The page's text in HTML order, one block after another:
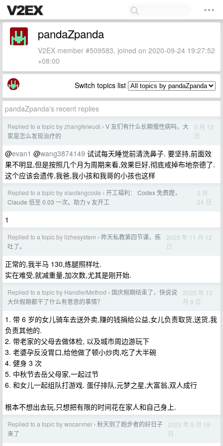
pandaZpanda
V2EX member #509583, joined on 2020-09-24 19:27:52
+08:00
Switch topics list
pandaZpanda's recent replies
Replied to a topic by zhangfeiwudi › V 友们有什么长期慢性病吗，大
家是怎么发现治疗的
5 月 13
日
@evan1 @wang3874149 试试每天睡觉前清洗鼻子. 要坚持,前面效
果不明显,但是按照几个月为周期来看,效果巨好,彻底戒掉布地奈德了.
这个应该会遗传,我爸,我小孩和我哥的小孩也这样
Replied to a topic by xiaofangcode › 开工福利： Codex 免费蹬，
Claude 低至 0.03 一次。助力 v 友开工
2 月
24 日
1
Replied to a topic by lizhesystem › 昨天私教第四节课，练
吐了。
2025 年 11 月 12
日
正常的,我半马 130,练腿照样吐.
实在难受,就减重量,加次数,尤其是刚开始.
Replied to a topic by HandlerMethod › 国庆假期结束了，快说说
大伙假期都干了什么有意思的事情？
2025 年 10
月 9 日
1. 带 6 岁的女儿骑车去送外卖,赚的钱捐给公益,女儿负责取货,送货,我
负责其他的.
2. 带老家的父母去做体检, 以及城市周边游玩下
3. 老婆孕反没胃口,给他做了顿小炒肉,吃了大半碗
4. 健身 3 次
5. 中秋节去岳父母家,一起过节
6. 和女儿一起组队打游戏. 蛋仔排队,元梦之星,大富翁,双人成行
根本不想出去玩,只想把有限的时间花在家人和自己身上.
Replied to a topic by wocanmei › 秋天到了跑步者的好日子
来了
2025 年 9 月 19
日